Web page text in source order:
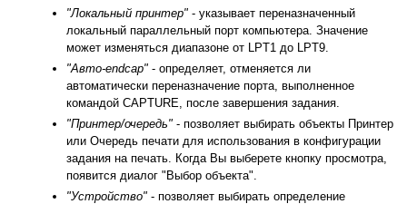
"Локальный принтер" - указывает переназначенный
локальный параллельный порт компьютера. Значение
может изменяться диапазоне от LPT1 до LPT9.
"Авто-endcap" - определяет, отменяется ли
автоматически переназначение порта, выполненное
командой CAPTURE, после завершения задания.
"Принтер/очередь" - позволяет выбирать объекты Принтер
или Очередь печати для использования в конфигурации
задания на печать. Когда Вы выберете кнопку просмотра,
появится диалог "Выбор объекта".
"Устройство" - позволяет выбирать определение